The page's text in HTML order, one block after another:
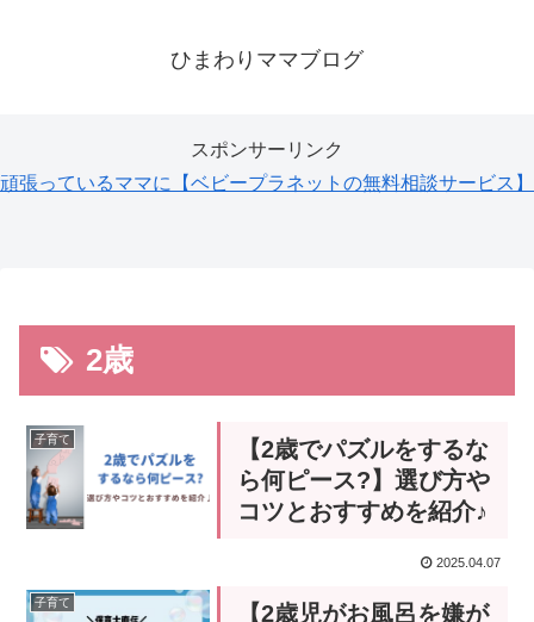
ひまわりママブログ
スポンサーリンク
頑張っているママに【ベビープラネットの無料相談サービス】
2歳
子育て
【2歳でパズルをするな
ら何ピース?】選び方や
コツとおすすめを紹介♪
2025.04.07
子育て
【2歳児がお風呂を嫌が